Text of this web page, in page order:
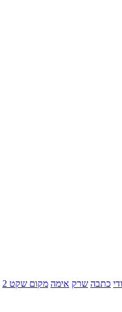
כתבה שרק אימה מקום שקט 2